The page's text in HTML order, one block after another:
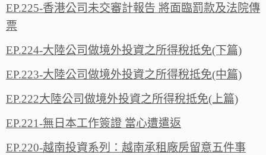
EP.225-香港公司未交審計報告 將面臨罰款及法院傳
票
EP.224-大陸公司做境外投資之所得稅抵免(下篇)
EP.223-大陸公司做境外投資之所得稅抵免(中篇)
EP.222大陸公司做境外投資之所得稅抵免(上篇)
EP.221-無日本工作簽證 當心遭遣返
EP.220-越南投資系列：越南承租廠房留意五件事